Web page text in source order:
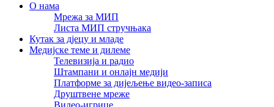
О нама
Мрежа за МИП
Листа МИП стручњака
Кутак за дјецу и младе
Медијске теме и дилеме
Телевизија и радио
Штампани и онлајн медији
Платформе за дијељење видео-записа
Друштвене мреже
Видео-игрице